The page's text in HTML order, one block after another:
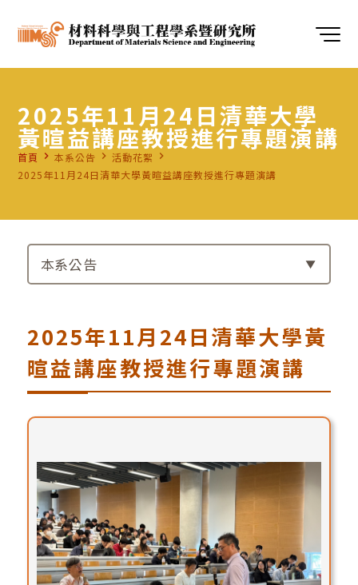
2025年11月24日清華大學
黃暄益講座教授進行專題演講
首頁 navigate_next 本系公告 navigate_next 活動花絮 navigate_next
2025年11月24日清華大學黃暄益講座教授進行專題演講
本系公告
2025年11月24日清華大學黃
暄益講座教授進行專題演講